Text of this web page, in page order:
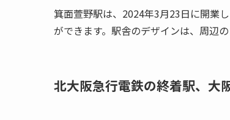
箕面萱野駅は、2024年3月23日に開業
ができます。駅舎のデザインは、周辺
北大阪急行電鉄の終着駅、大